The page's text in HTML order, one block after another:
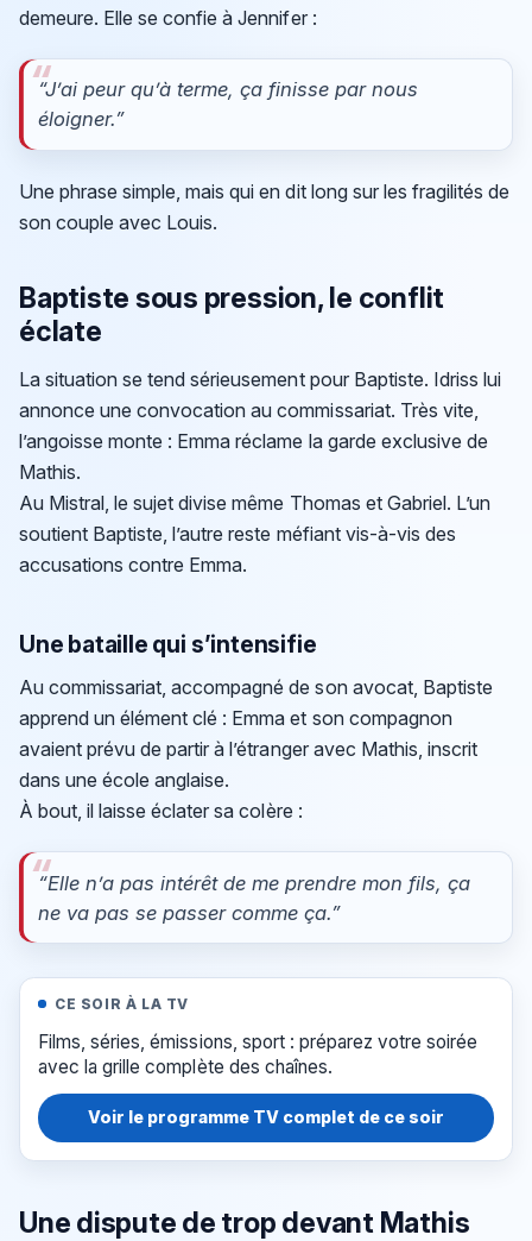
demeure. Elle se confie à Jennifer :
“J’ai peur qu’à terme, ça finisse par nous
éloigner.”
Une phrase simple, mais qui en dit long sur les fragilités de
son couple avec Louis.
Baptiste sous pression, le conflit
éclate
La situation se tend sérieusement pour Baptiste. Idriss lui
annonce une convocation au commissariat. Très vite,
l’angoisse monte : Emma réclame la garde exclusive de
Mathis.
Au Mistral, le sujet divise même Thomas et Gabriel. L’un
soutient Baptiste, l’autre reste méfiant vis-à-vis des
accusations contre Emma.
Une bataille qui s’intensifie
Au commissariat, accompagné de son avocat, Baptiste
apprend un élément clé : Emma et son compagnon
avaient prévu de partir à l’étranger avec Mathis, inscrit
dans une école anglaise.
À bout, il laisse éclater sa colère :
“Elle n’a pas intérêt de me prendre mon fils, ça
ne va pas se passer comme ça.”
CE SOIR À LA TV
Films, séries, émissions, sport : préparez votre soirée
avec la grille complète des chaînes.
Voir le programme TV complet de ce soir
Une dispute de trop devant Mathis